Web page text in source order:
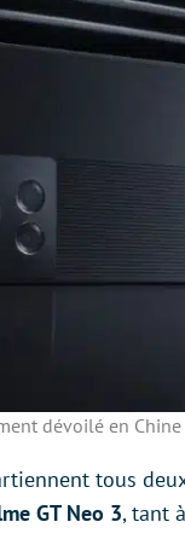
dévoilé en
tous
GT Neo 3, tant